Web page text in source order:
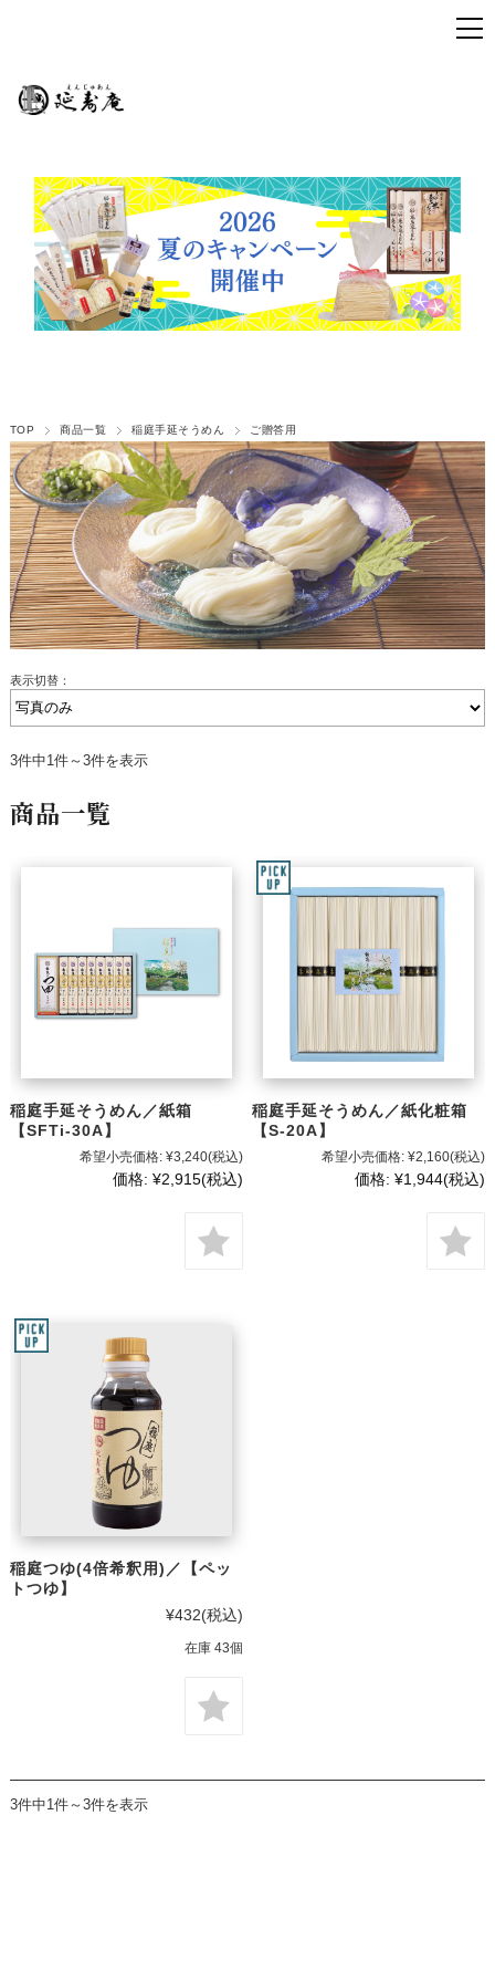
TOP 商品一覧 稲庭手延そうめん ご贈答用
表示切替：
3件中1件～3件を表示
商品一覧
稲庭手延そうめん／紙箱
【SFTi-30A】
希望小売価格: ¥3,240(税込)
価格: ¥2,915(税込)
稲庭手延そうめん／紙化粧箱
【S-20A】
希望小売価格: ¥2,160(税込)
価格: ¥1,944(税込)
稲庭つゆ(4倍希釈用)／【ペッ
トつゆ】
¥432(税込)
在庫 43個
3件中1件～3件を表示